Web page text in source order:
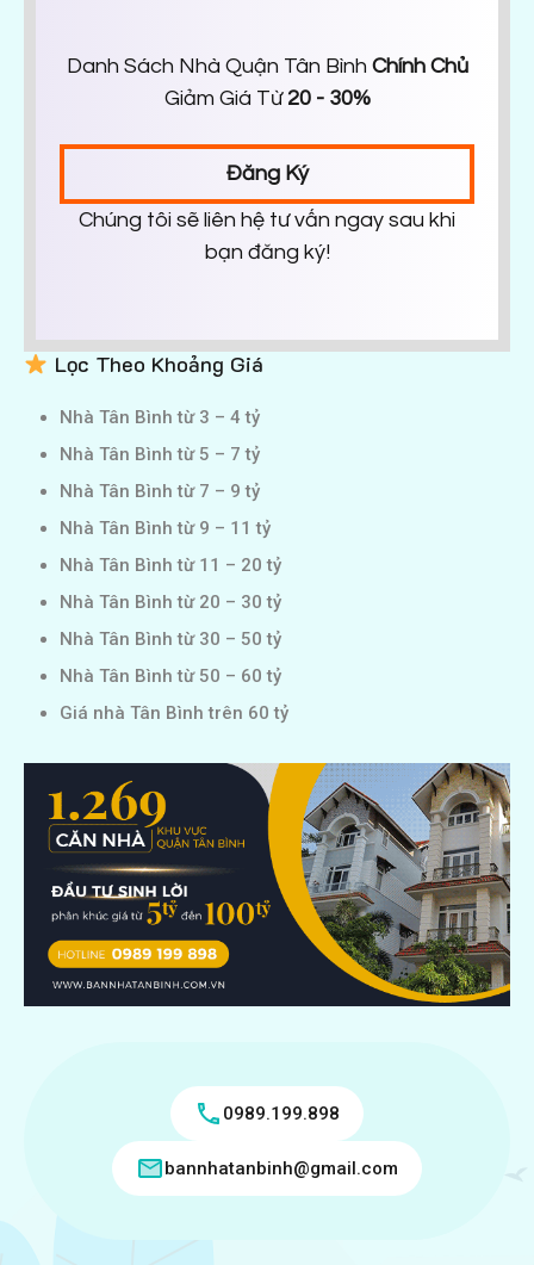
Danh Sách Nhà Quận Tân Bình Chính Chủ
Giảm Giá Từ 20 - 30%
Đăng Ký
Chúng tôi sẽ liên hệ tư vấn ngay sau khi
bạn đăng ký!
Lọc Theo Khoảng Giá
Nhà Tân Bình từ 3 – 4 tỷ
Nhà Tân Bình từ 5 – 7 tỷ
Nhà Tân Bình từ 7 – 9 tỷ
Nhà Tân Bình từ 9 – 11 tỷ
Nhà Tân Bình từ 11 – 20 tỷ
Nhà Tân Bình từ 20 – 30 tỷ
Nhà Tân Bình từ 30 – 50 tỷ
Nhà Tân Bình từ 50 – 60 tỷ
Giá nhà Tân Bình trên 60 tỷ
0989.199.898
bannhatanbinh@gmail.com